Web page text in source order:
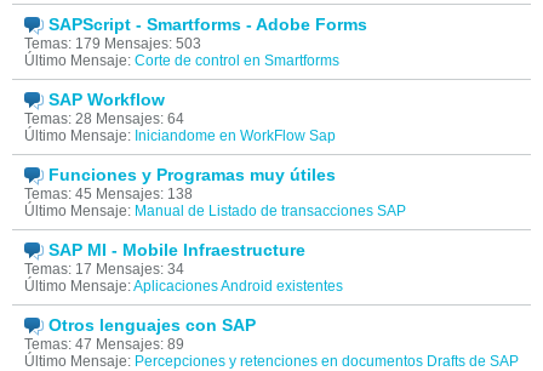
SAPScript - Smartforms - Adobe Forms
Temas: 179 Mensajes: 503
Último Mensaje: Corte de control en Smartforms
SAP Workflow
Temas: 28 Mensajes: 64
Último Mensaje: Iniciandome en WorkFlow Sap
Funciones y Programas muy útiles
Temas: 45 Mensajes: 138
Último Mensaje: Manual de Listado de transacciones SAP
SAP MI - Mobile Infraestructure
Temas: 17 Mensajes: 34
Último Mensaje:Aplicaciones Android existentes
Otros lenguajes con SAP
Temas: 47 Mensajes: 89
Último Mensaje: Percepciones y retenciones en documentos Drafts de SAP